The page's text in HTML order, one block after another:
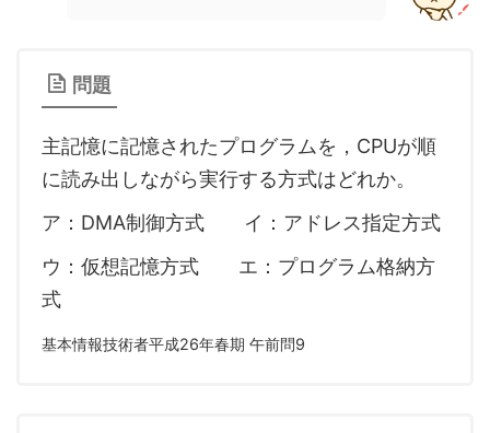
問題
主記憶に記憶されたプログラムを，CPUが順
に読み出しながら実行する方式はどれか。
ア：DMA制御方式 イ：アドレス指定方式
ウ：仮想記憶方式 エ：プログラム格納方
式
基本情報技術者平成26年春期 午前問9